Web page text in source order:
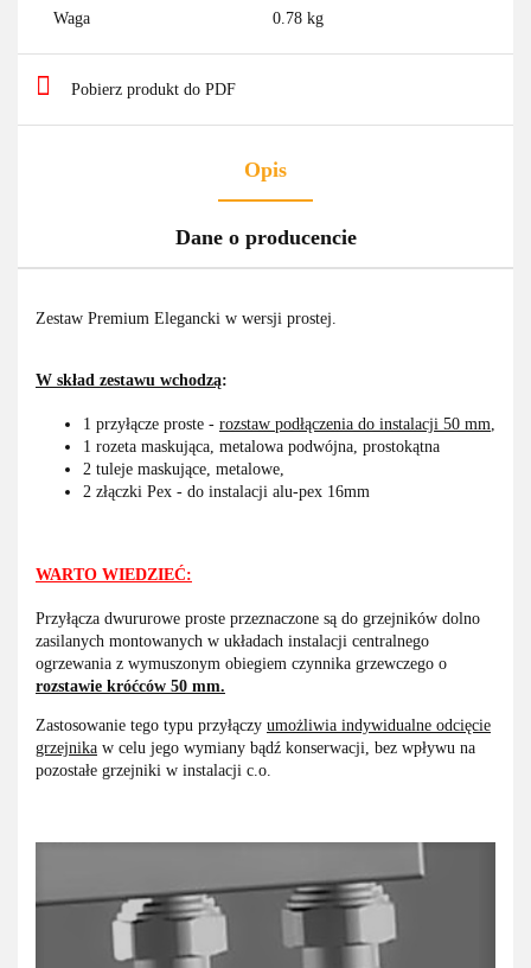
Waga 0.78 kg
Pobierz produkt do PDF
Opis
Dane o producencie
Zestaw Premium Elegancki w wersji prostej.
W skład zestawu wchodzą:
1 przyłącze proste - rozstaw podłączenia do instalacji 50 mm,
1 rozeta maskująca, metalowa podwójna, prostokątna
2 tuleje maskujące, metalowe,
2 złączki Pex - do instalacji alu-pex 16mm
WARTO WIEDZIEĆ:
Przyłącza dwururowe proste przeznaczone są do grzejników dolno
zasilanych montowanych w układach instalacji centralnego
ogrzewania z wymuszonym obiegiem czynnika grzewczego o
rozstawie króćców 50 mm.
Zastosowanie tego typu przyłączy umożliwia indywidualne odcięcie
grzejnika w celu jego wymiany bądź konserwacji, bez wpływu na
pozostałe grzejniki w instalacji c.o.